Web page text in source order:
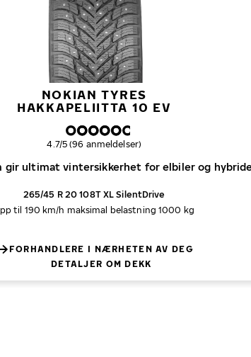
NOKIAN TYRES
HAKKAPELIITTA 10 EV
gir ultimat vinter­sikkerhet for elbiler og
Samlet dekkvurdering
4.7/5 (96 anmeldelser)
265/45 R 20 108T XL SilentDrive
til 190 km/h maksimal belastning 1000 kg
FORHANDLERE I NÆRHETEN AV DEG
DETALJER OM DEKK